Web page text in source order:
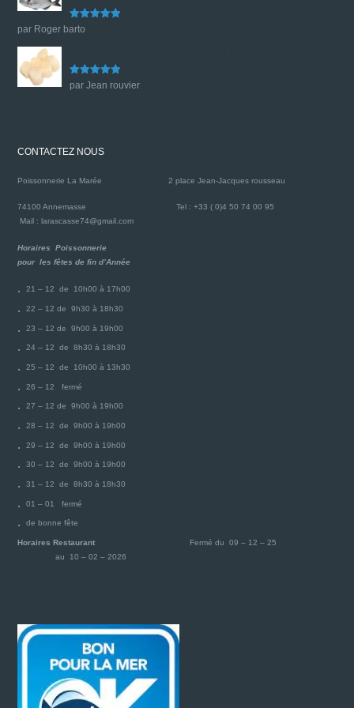
Note
par Roger barto
Note5sur
5
par Jean rouvier
CONTACTEZ NOUS
Poissonnerie La Marée2 place Jean-Jacques rousseau
74100 AnnemasseTel : +33 ( 0)4 50 74 00 95
Mail : larascasse74@gmail.com
Horaires Poissonnerie
pour les fêtes de fin d’Année
21 – 12 de 10h00 à 17h00
22 – 12 de 9h30 à 18h30
23 – 12 de 9h00 à 19h00
24 – 12 de 8h30 à 18h30
25 – 12 de 10h00 à 13h30
26 – 12 fermé
27 – 12 de 9h00 à 19h00
28 – 12 de 9h00 à 19h00
29 – 12 de 9h00 à 19h00
30 – 12 de 9h00 à 19h00
31 – 12 de 8h30 à 18h30
01 – 01 fermé
de bonne fête
Horaires Restaurant Fermé du 09 – 12 – 25
au 10 – 02 – 2026